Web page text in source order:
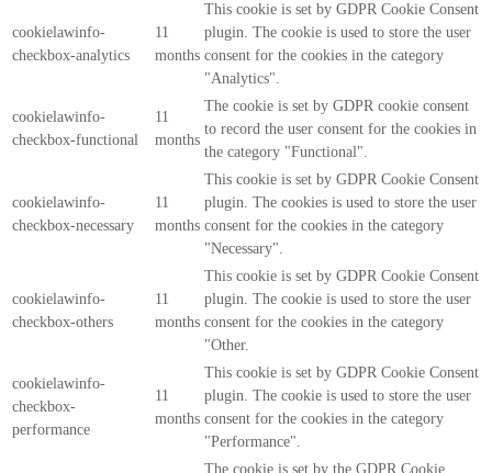
cookielawinfo-
checkbox-analytics
11
months
This cookie is set by GDPR Cookie Consent
plugin. The cookie is used to store the user
consent for the cookies in the category
"Analytics".
cookielawinfo-
checkbox-functional
11
months
The cookie is set by GDPR cookie consent
to record the user consent for the cookies in
the category "Functional".
cookielawinfo-
checkbox-necessary
11
months
This cookie is set by GDPR Cookie Consent
plugin. The cookies is used to store the user
consent for the cookies in the category
"Necessary".
cookielawinfo-
checkbox-others
11
months
This cookie is set by GDPR Cookie Consent
plugin. The cookie is used to store the user
consent for the cookies in the category
"Other.
cookielawinfo-
checkbox-
performance
11
months
This cookie is set by GDPR Cookie Consent
plugin. The cookie is used to store the user
consent for the cookies in the category
"Performance".
The cookie is set by the GDPR Cookie